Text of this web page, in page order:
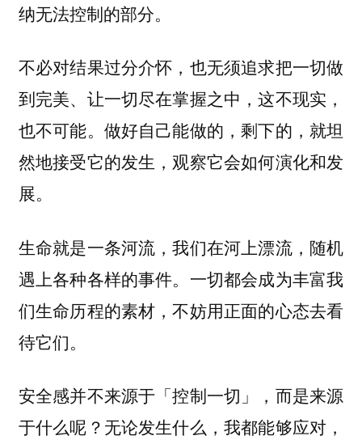
纳无法控制的部分。
不必对结果过分介怀，也无须追求把一切做
到完美、让一切尽在掌握之中，这不现实，
也不可能。做好自己能做的，剩下的，就坦
然地接受它的发生，观察它会如何演化和发
展。
生命就是一条河流，我们在河上漂流，随机
遇上各种各样的事件。一切都会成为丰富我
们生命历程的素材，不妨用正面的心态去看
待它们。
安全感并不来源于「控制一切」，而是来源
于什么呢？无论发生什么，我都能够应对，